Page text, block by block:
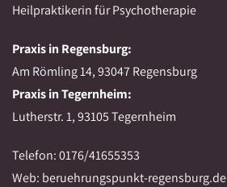
Heilpraktikerin für Psychotherapie
Praxis in Regensburg:
Am Römling 14, 93047 Regensburg
Praxis in Tegernheim:
Lutherstr. 1, 93105 Tegernheim
Telefon: 0176/41655353
Web: beruehrungspunkt-regensburg.de